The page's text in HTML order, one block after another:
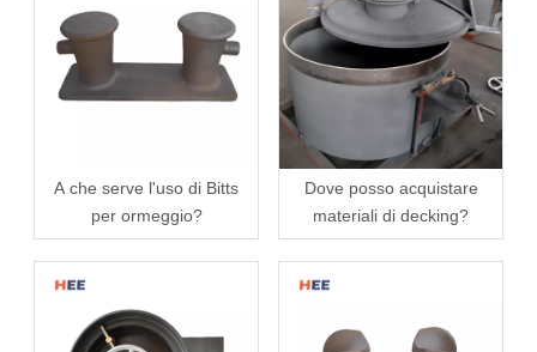
A che serve l'uso di Bitts
per ormeggio?
Dove posso acquistare
materiali di decking?